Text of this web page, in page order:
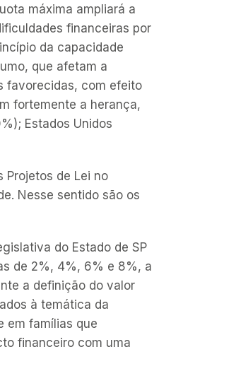
máxima ampliará a
financeiras por
da capacidade
que afetam a
favorecidas, com efeito
fortemente a herança,
Estados Unidos
Projetos de Lei no
Nesse sentido são os
do Estado de SP
de 2%, 4%, 6% e 8%, a
a definição do valor
à temática da
em famílias que
financeiro com uma